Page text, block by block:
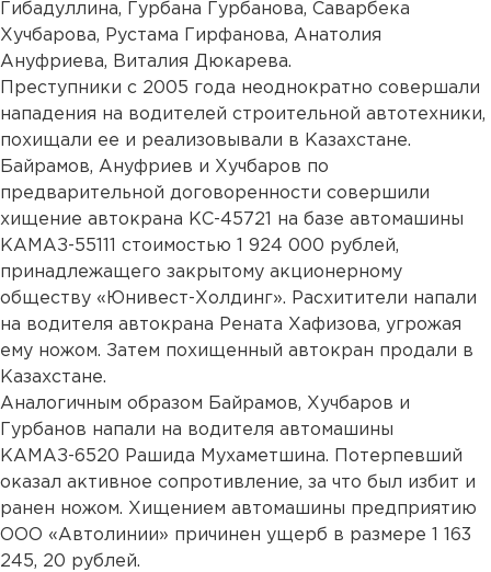
Гибадуллина, Гурбана Гурбанова, Саварбека
Хучбарова, Рустама Гирфанова, Анатолия
Ануфриева, Виталия Дюкарева.
Преступники с 2005 года неоднократно совершали
нападения на водителей строительной автотехники,
похищали ее и реализовывали в Казахстане.
Байрамов, Ануфриев и Хучбаров по
предварительной договоренности совершили
хищение автокрана КС-45721 на базе автомашины
КАМАЗ-55111 стоимостью 1 924 000 рублей,
принадлежащего закрытому акционерному
обществу «Юнивест-Холдинг». Расхитители напали
на водителя автокрана Рената Хафизова, угрожая
ему ножом. Затем похищенный автокран продали в
Казахстане.
Аналогичным образом Байрамов, Хучбаров и
Гурбанов напали на водителя автомашины
КАМАЗ-6520 Рашида Мухаметшина. Потерпевший
оказал активное сопротивление, за что был избит и
ранен ножом. Хищением автомашины предприятию
ООО «Автолинии» причинен ущерб в размере 1 163
245, 20 рублей.